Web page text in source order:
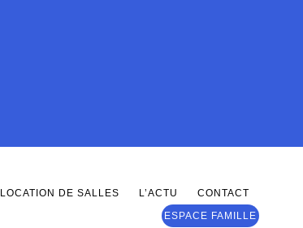
LOCATION DE SALLES L’ACTU
CONTACT
ESPACE FAMILLE